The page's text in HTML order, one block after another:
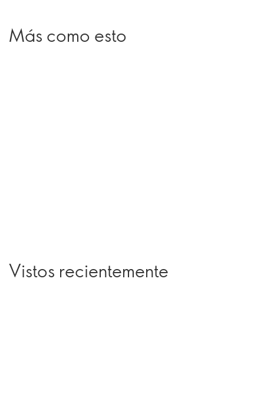
Más como esto
Vistos recientemente